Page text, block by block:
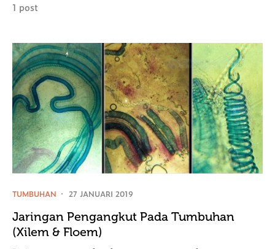
1 post
TUMBUHAN 27 JANUARI 2019
Jaringan Pengangkut Pada Tumbuhan
(Xilem & Floem)